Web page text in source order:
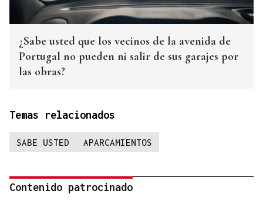
¿Sabe usted que los vecinos de la avenida de
Portugal no pueden ni salir de sus garajes por
las obras?
Temas relacionados
SABE USTED APARCAMIENTOS
Contenido patrocinado